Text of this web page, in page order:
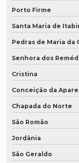
Porto Firme
Santa Maria de
Pedras de Maria da
Senhora dos
Cristina
Conceição da
Chapada do Norte
São Romão
Jordânia
São Geraldo